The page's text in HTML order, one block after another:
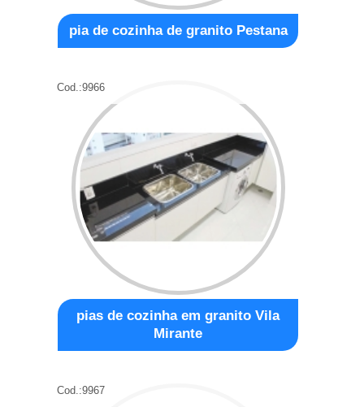
pia de cozinha de granito Pestana
Cod.:9966
pias de cozinha em granito Vila
Mirante
Cod.:9967